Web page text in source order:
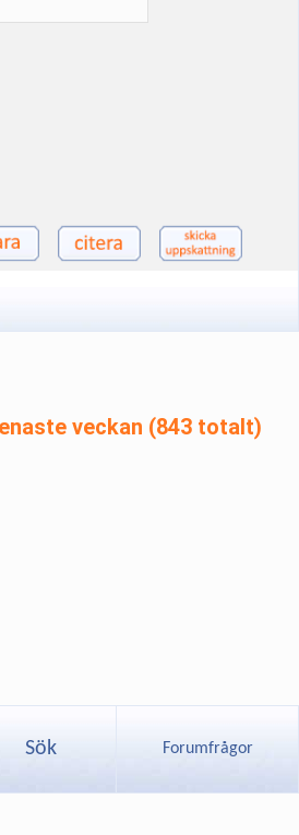
veckan (843 totalt)
Sök Forumfrågor